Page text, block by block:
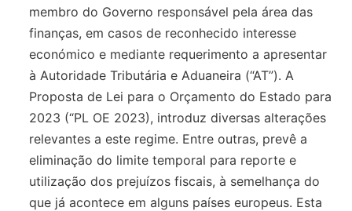
membro do Governo responsável pela área das
finanças, em casos de reconhecido interesse
económico e mediante requerimento a apresentar
à Autoridade Tributária e Aduaneira (“AT”). A
Proposta de Lei para o Orçamento do Estado para
2023 (“PL OE 2023), introduz diversas alterações
relevantes a este regime. Entre outras, prevê a
eliminação do limite temporal para reporte e
utilização dos prejuízos fiscais, à semelhança do
que já acontece em alguns países europeus. Esta